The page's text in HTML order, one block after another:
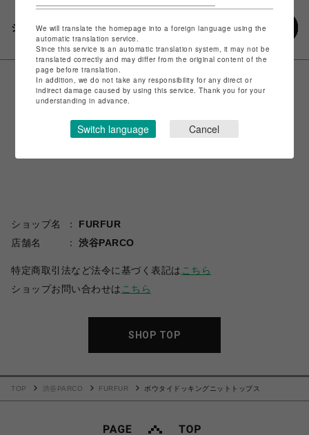
シェアする
ショップ名
FURFUR
店舗名
渋谷PARCO
特定商取引法など法令に基づく表記は こちら
ショップお問い合わせは こちら
SHOP TOP
TOP 渋谷PARCO FURFUR ボウタイドッキングニットトップス
We will translate the homepage into a foreign language using the
automatic translation service.
Since this service is an automatic translation system, it may not be
translated correctly and may differ from the original content of the
page before translation.
In addition, we do not take any responsibility for any direct or
indirect damage caused by using this service. Thank you for your
understanding in advance.
Switch language Cancel